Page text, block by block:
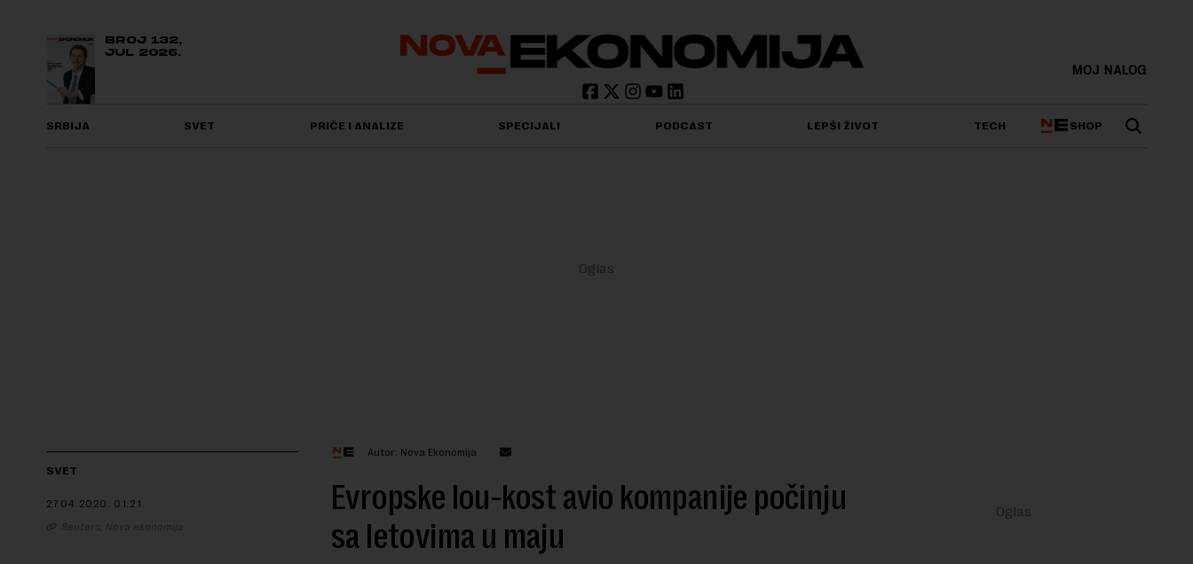
BROJ 132,
JUL 2026.
MOJ NALOG
SRBIJA SVET PRIČE I ANALIZE SPECIJALI PODCAST LEPŠI ŽIVOT TECH SHOP
SVET
27.04.2020. 01:21
Reuters, Nova ekonomija
Autor: Nova Ekonomija
Evropske lou-kost avio kompanije počinju
sa letovima u maju